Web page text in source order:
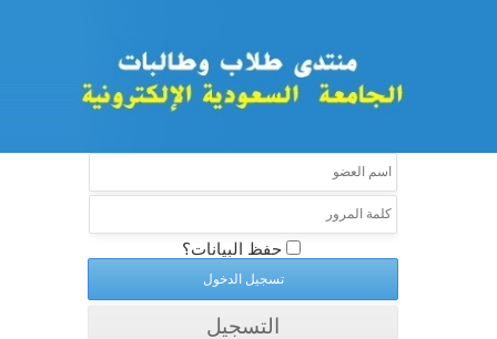
حفظ البيانات؟
التسجيل